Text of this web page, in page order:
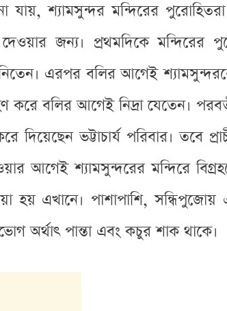
যায়, শ্যামসুন্দর মন্দিরের পুরোহিতরা
জন্য। প্রথমদিকে মন্দিরের
এরপর বলির আগেই
করে বলির আগেই নিদ্রা যেতেন।
দিয়েছেন ভট্টাচার্য পরিবার। তবে
আগেই শ্যামসুন্দরের মন্দিরে
হয় এখানে। পাশাপাশি,
অর্থাৎ পান্তা এবং কচুর শাক থাকে।